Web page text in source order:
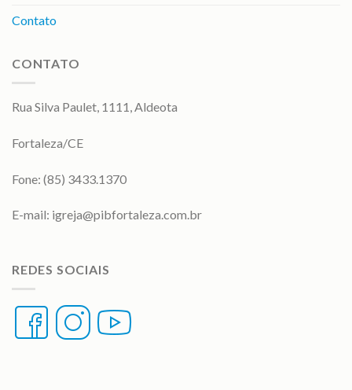
Contato
CONTATO
Rua Silva Paulet, 1111, Aldeota
Fortaleza/CE
Fone: (85) 3433.1370
E-mail: igreja@pibfortaleza.com.br
REDES SOCIAIS